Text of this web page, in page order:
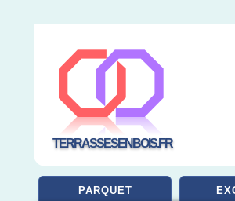
TERRASSESENBOIS.FR
PARQUET